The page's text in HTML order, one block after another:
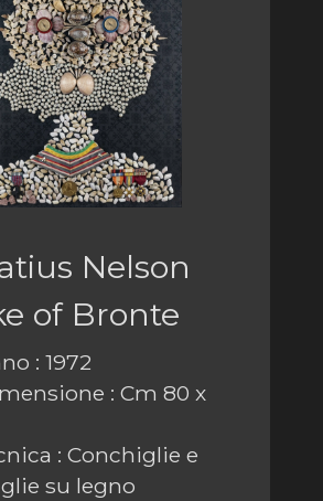
Nelson
of Bronte
: 1972
: Cm 80 x
: Conchiglie e
su legno